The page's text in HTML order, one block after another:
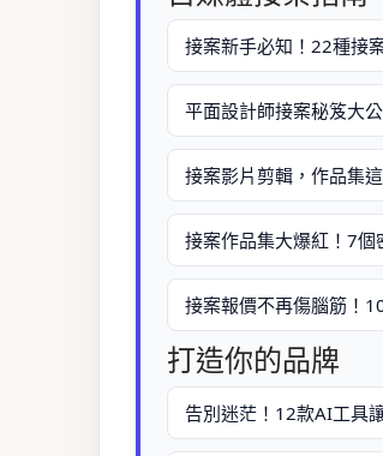
接案新手必知！22種接
平面設計師接案秘笈大
接案影片剪輯，作品集
接案作品集大爆紅！7
接案報價不再傷腦筋！
打造你的品牌
告別迷茫！12款AI工具